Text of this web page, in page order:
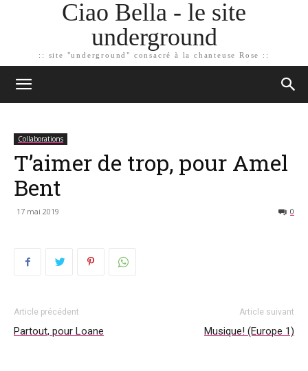
Ciao Bella - le site
underground
:: site "underground" consacré à la chanteuse Rose ::
Collaborations
T’aimer de trop, pour Amel
Bent
17 mai 2019 0
Article précédent
Partout, pour Loane
Article suivant
Musique! (Europe 1)